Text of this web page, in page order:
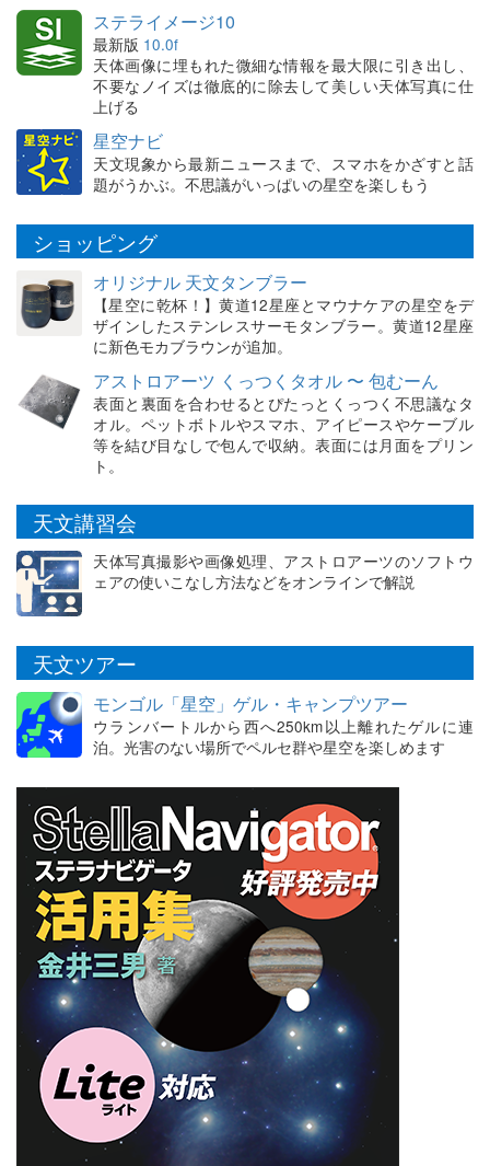
ステライメージ10
最新版 10.0f
天体画像に埋もれた微細な情報を最大限に引き出し、
不要なノイズは徹底的に除去して美しい天体写真に仕
上げる
星空ナビ
天文現象から最新ニュースまで、スマホをかざすと話
題がうかぶ。不思議がいっぱいの星空を楽しもう
ショッピング
オリジナル 天文タンブラー
【星空に乾杯！】黄道12星座とマウナケアの星空をデ
ザインしたステンレスサーモタンブラー。黄道12星座
に新色モカブラウンが追加。
アストロアーツ くっつくタオル 〜 包むーん
表面と裏面を合わせるとぴたっとくっつく不思議なタ
オル。ペットボトルやスマホ、アイピースやケーブル
等を結び目なしで包んで収納。表面には月面をプリン
ト。
天文講習会
天体写真撮影や画像処理、アストロアーツのソフトウ
ェアの使いこなし方法などをオンラインで解説
天文ツアー
モンゴル「星空」ゲル・キャンプツアー
ウランバートルから西へ250km以上離れたゲルに連
泊。光害のない場所でペルセ群や星空を楽しめます